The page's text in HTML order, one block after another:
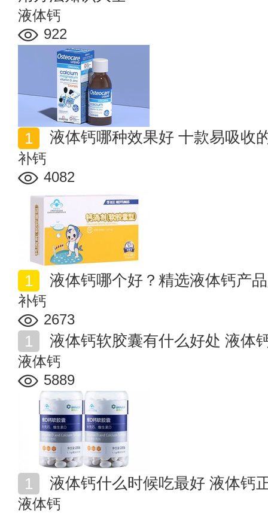
液体钙
922
液体钙哪种效果好 十款易吸收
补钙
4082
液体钙哪个好？精选液体钙产
补钙
2673
液体钙软胶囊有什么好处 液体
液体钙
5889
液体钙什么时候吃最好 液体钙
液体钙